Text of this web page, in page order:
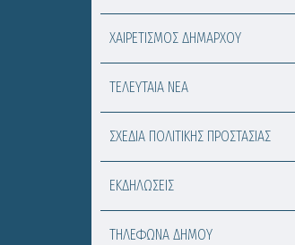
ΧΑΙΡΕΤΙΣΜΟΣ ΔΗΜΑΡΧΟΥ
ΤΕΛΕΥΤΑΙΑ ΝΕΑ
ΣΧΕΔΙΑ ΠΟΛΙΤΙΚΗΣ ΠΡΟΣΤΑΣΙΑΣ
ΕΚΔΗΛΩΣΕΙΣ
ΤΗΛΕΦΩΝΑ ΔΗΜΟΥ